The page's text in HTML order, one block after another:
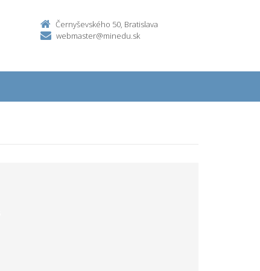
Černyševského 50, Bratislava
webmaster@minedu.sk